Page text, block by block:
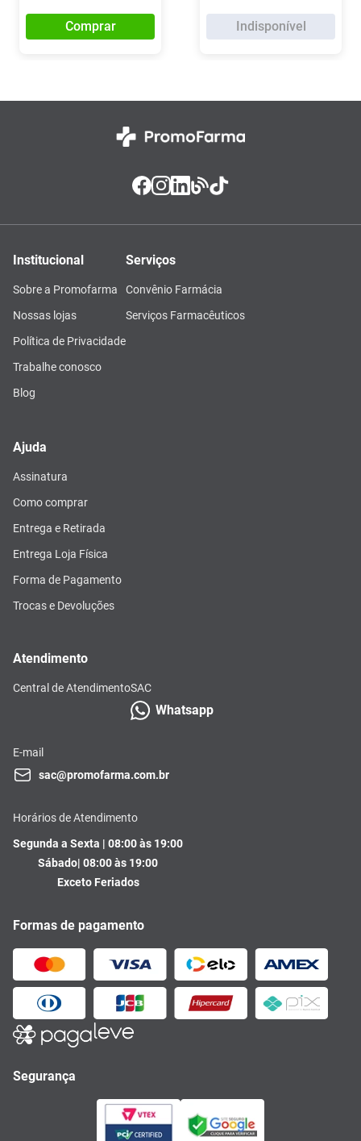
Comprar Indisponível
Institucional
Sobre a Promofarma
Nossas lojas
Política de Privacidade
Trabalhe conosco
Blog
Serviços
Convênio Farmácia
Serviços Farmacêuticos
Ajuda
Assinatura
Como comprar
Entrega e Retirada
Entrega Loja Física
Forma de Pagamento
Trocas e Devoluções
Atendimento
Central de AtendimentoSAC
Whatsapp
E-mail
sac@promofarma.com.br
Horários de Atendimento
Segunda a Sexta | 08:00 às 19:00
Sábado| 08:00 às 19:00
Exceto Feriados
Formas de pagamento
Segurança